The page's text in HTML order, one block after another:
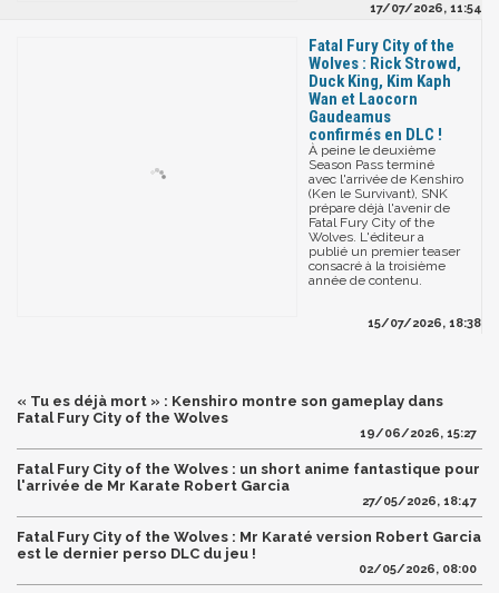
17/07/2026, 11:54
Fatal Fury City of the
Wolves : Rick Strowd,
Duck King, Kim Kaph
Wan et Laocorn
Gaudeamus
confirmés en DLC !
À peine le deuxième
Season Pass terminé
avec l'arrivée de Kenshiro
(Ken le Survivant), SNK
prépare déjà l'avenir de
Fatal Fury City of the
Wolves. L'éditeur a
publié un premier teaser
consacré à la troisième
année de contenu.
15/07/2026, 18:38
« Tu es déjà mort » : Kenshiro montre son gameplay dans
Fatal Fury City of the Wolves
19/06/2026, 15:27
Fatal Fury City of the Wolves : un short anime fantastique pour
l'arrivée de Mr Karate Robert Garcia
27/05/2026, 18:47
Fatal Fury City of the Wolves : Mr Karaté version Robert Garcia
est le dernier perso DLC du jeu !
02/05/2026, 08:00